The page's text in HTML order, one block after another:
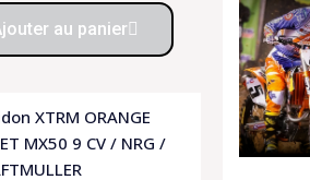
au panier
XTRM ORANGE
MX50 9 CV / NRG /